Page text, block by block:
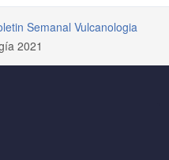
Semanal Vulcanologia
2021